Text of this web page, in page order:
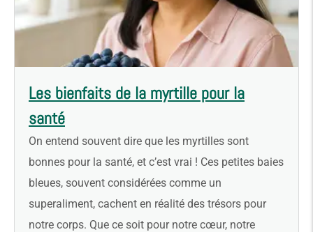
Les bienfaits de la myrtille pour la
santé
On entend souvent dire que les myrtilles sont
bonnes pour la santé, et c’est vrai ! Ces petites baies
bleues, souvent considérées comme un
superaliment, cachent en réalité des trésors pour
notre corps. Que ce soit pour notre cœur, notre